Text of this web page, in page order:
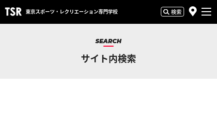
東京スポーツ・ レクリエーション専門学校 検索
SEARCH
サイト内検索